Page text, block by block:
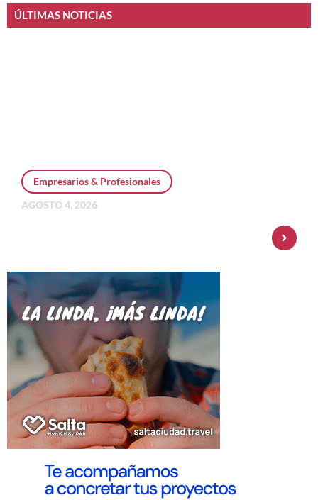
ÚLTIMAS NOTICIAS
Empresarios & Profesionales
AGOSTO 4, 2026